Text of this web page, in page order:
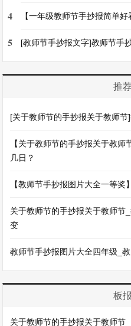
4 【一年级教师节手抄报简单
5 [教师节手抄报文字]教师节手
推
[关于教师节的手抄报关于教师
【关于教师节的手抄报关于教
几日？
【教师节手抄报图片大全一等奖
关于教师节的手抄报关于教师节
变
教师节手抄报图片大全四年级_
板
关于教师节的手抄报关于教师节